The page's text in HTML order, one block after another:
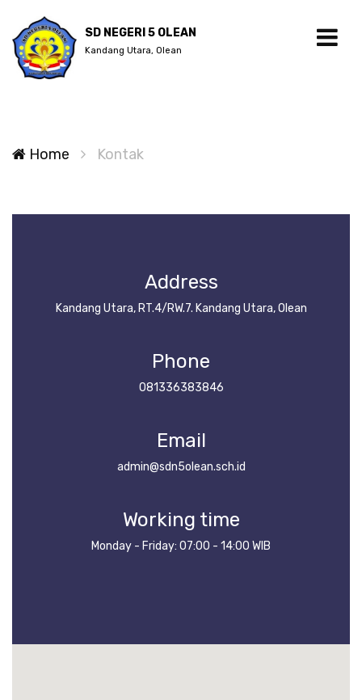
SD NEGERI 5 OLEAN
Kandang Utara, Olean
Home Kontak
Address
Kandang Utara, RT.4/RW.7. Kandang Utara, Olean
Phone
081336383846
Email
admin@sdn5olean.sch.id
Working time
Monday - Friday: 07:00 - 14:00 WIB